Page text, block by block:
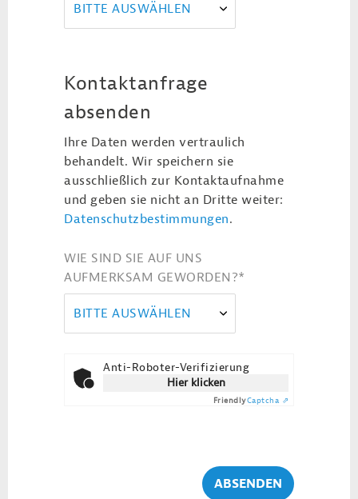
BITTE AUSWÄHLEN
Kontaktanfrage
absenden
Ihre Daten werden vertraulich
behandelt. Wir speichern sie
ausschließlich zur Kontaktaufnahme
und geben sie nicht an Dritte weiter:
Datenschutzbestimmungen.
WIE SIND SIE AUF UNS
AUFMERKSAM GEWORDEN?*
BITTE AUSWÄHLEN
Anti-Roboter-Verifizierung
Hier klicken
FriendlyCaptcha ⇗
ABSENDEN